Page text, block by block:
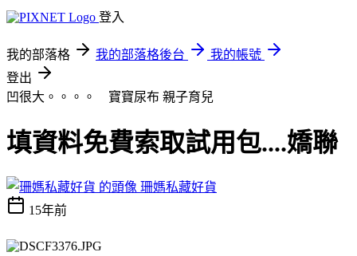
登入
我的部落格 我的部落格後台
我的帳號
登出
凹很大。。。。 寶寶尿布 親子育兒
填資料免費索取試用包....嬌聯
珊媽私藏好貨
15年前